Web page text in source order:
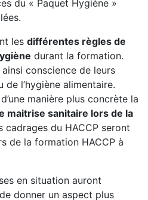
du « Paquet Hygiène »
les différentes règles de
durant la formation.
conscience de leurs
de l’hygiène alimentaire.
manière plus concrète la
maitrise sanitaire lors de la
cadrages du HACCP seront
de la formation HACCP à
en situation auront
donner un aspect plus